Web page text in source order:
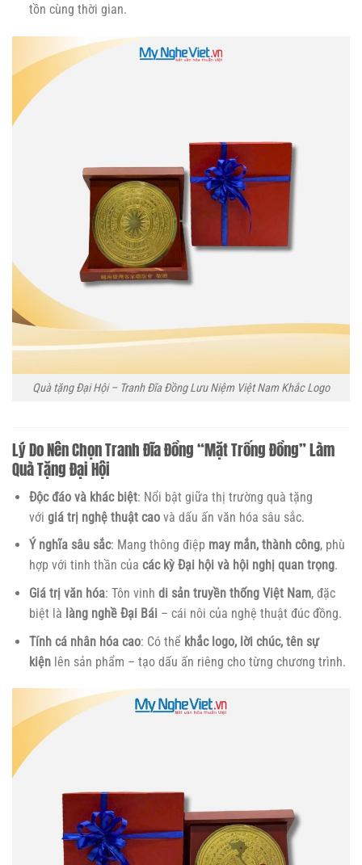
tồn cùng thời gian.
Quà tặng Đại Hội – Tranh Đĩa Đồng Lưu Niệm Việt Nam Khắc Logo
Lý Do Nên Chọn Tranh Đĩa Đồng “Mặt Trống Đồng” Làm
Quà Tặng Đại Hội
Độc đáo và khác biệt: Nổi bật giữa thị trường quà tặng
với giá trị nghệ thuật caovà dấu ấn văn hóa sâu sắc.
Ý nghĩa sâu sắc: Mang thông điệp may mắn, thành công, phù
hợp với tinh thần của các kỳ Đại hội và hội nghị quan trọng.
Giá trị văn hóa: Tôn vinh di sản truyền thống Việt Nam, đặc
biệt là làng nghề Đại Bái– cái nôi của nghệ thuật đúc đồng.
Tính cá nhân hóa cao: Có thể khắc logo, lời chúc, tên sự
kiệnlên sản phẩm – tạo dấu ấn riêng cho từng chương trình.